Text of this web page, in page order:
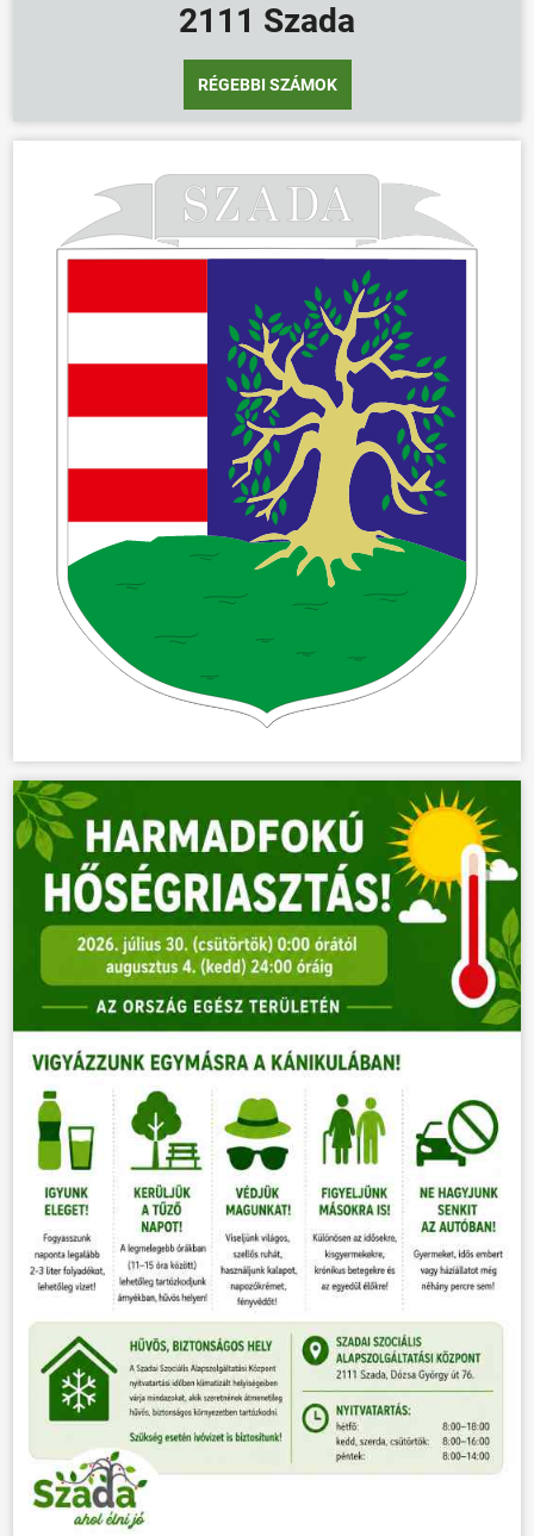
2111 Szada
RÉGEBBI SZÁMOK